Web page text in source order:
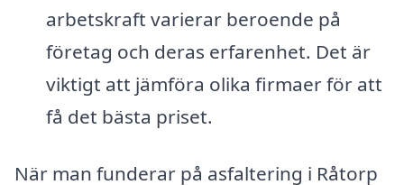
arbetskraft varierar beroende på
företag och deras erfarenhet. Det är
viktigt att jämföra olika firmaer för att
få det bästa priset.
När man funderar på asfaltering i Råtorp